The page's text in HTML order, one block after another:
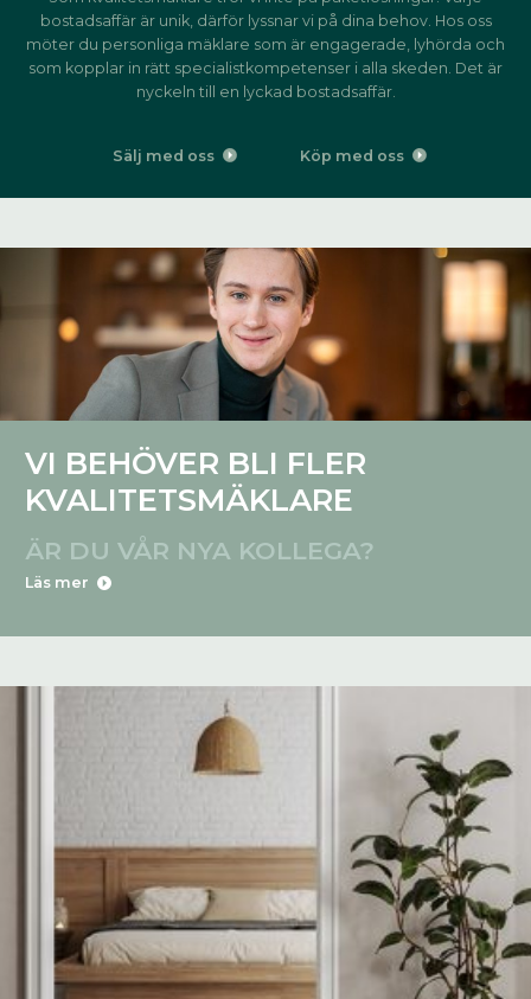
bostadsaffär är unik, därför lyssnar vi på dina behov. Hos oss
möter du personliga mäklare som är engagerade, lyhörda och
som kopplar in rätt specialistkompetenser i alla skeden. Det är
nyckeln till en lyckad bostadsaffär.
Sälj med oss Köp med oss
VI BEHÖVER BLI FLER
KVALITETSMÄKLARE
ÄR DU VÅR NYA KOLLEGA?
Läs mer